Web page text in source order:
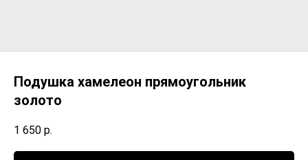
Подушка хамелеон прямоугольник
золото
1 650 р.